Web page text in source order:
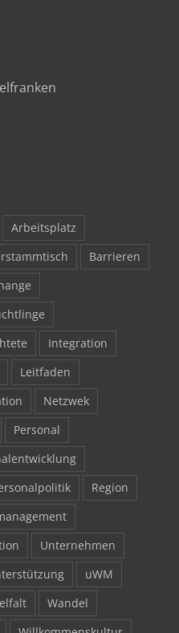
Arbeitsplatz
Barrieren
Integration
Leitfaden
Netzwek
Personal
Region
Unternehmen
uWM
Wandel